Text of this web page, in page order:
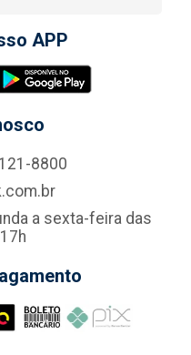
APP
8800
a sexta-feira das